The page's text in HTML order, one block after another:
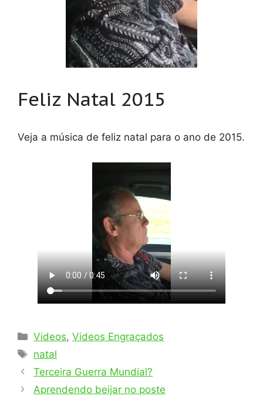
Feliz Natal 2015
Veja a música de feliz natal para o ano de 2015.
Categorias
Videos,Videos Engraçados
Tags
natal
Terceira Guerra Mundial?
Aprendendo beijar no poste